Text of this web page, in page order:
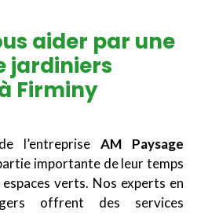
aider par une
jardiniers
Firminy
l’entrepriseAM Paysage
importante de leur temps
verts. Nos experts en
offrent des services